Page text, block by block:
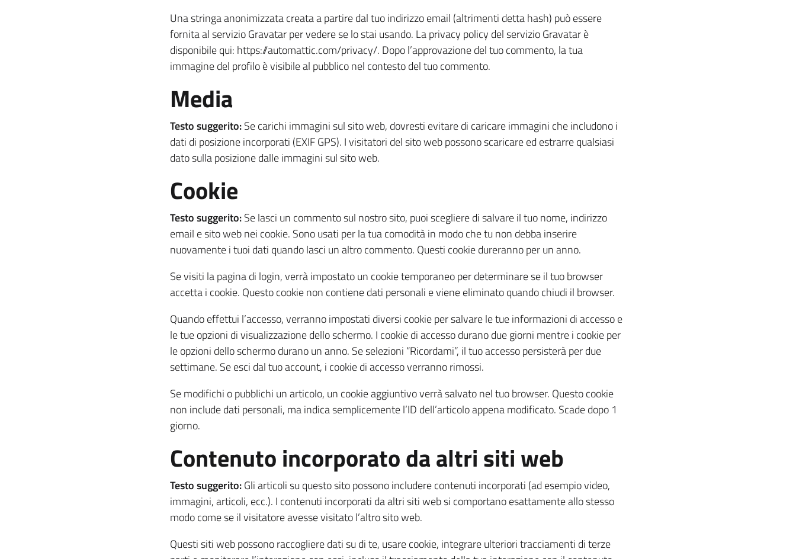
Una stringa anonimizzata creata a partire dal tuo indirizzo email (altrimenti detta hash) può essere
fornita al servizio Gravatar per vedere se lo stai usando. La privacy policy del servizio Gravatar è
disponibile qui: https://automattic.com/privacy/. Dopo l’approvazione del tuo commento, la tua
immagine del profilo è visibile al pubblico nel contesto del tuo commento.
Media
Testo suggerito:Se carichi immagini sul sito web, dovresti evitare di caricare immagini che includono i
dati di posizione incorporati (EXIF GPS). I visitatori del sito web possono scaricare ed estrarre qualsiasi
dato sulla posizione dalle immagini sul sito web.
Cookie
Testo suggerito:Se lasci un commento sul nostro sito, puoi scegliere di salvare il tuo nome, indirizzo
email e sito web nei cookie. Sono usati per la tua comodità in modo che tu non debba inserire
nuovamente i tuoi dati quando lasci un altro commento. Questi cookie dureranno per un anno.
Se visiti la pagina di login, verrà impostato un cookie temporaneo per determinare se il tuo browser
accetta i cookie. Questo cookie non contiene dati personali e viene eliminato quando chiudi il browser.
Quando effettui l’accesso, verranno impostati diversi cookie per salvare le tue informazioni di accesso e
le tue opzioni di visualizzazione dello schermo. I cookie di accesso durano due giorni mentre i cookie per
le opzioni dello schermo durano un anno. Se selezioni “Ricordami”, il tuo accesso persisterà per due
settimane. Se esci dal tuo account, i cookie di accesso verranno rimossi.
Se modifichi o pubblichi un articolo, un cookie aggiuntivo verrà salvato nel tuo browser. Questo cookie
non include dati personali, ma indica semplicemente l’ID dell’articolo appena modificato. Scade dopo 1
giorno.
Contenuto incorporato da altri siti web
Testo suggerito:Gli articoli su questo sito possono includere contenuti incorporati (ad esempio video,
immagini, articoli, ecc.). I contenuti incorporati da altri siti web si comportano esattamente allo stesso
modo come se il visitatore avesse visitato l’altro sito web.
Questi siti web possono raccogliere dati su di te, usare cookie, integrare ulteriori tracciamenti di terze